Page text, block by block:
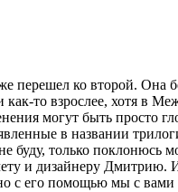
перешел ко второй. Она
то взрослее, хотя в
могут быть просто
в названии
буду, только поклонюсь
и дизайнеру
с его помощью мы с вами